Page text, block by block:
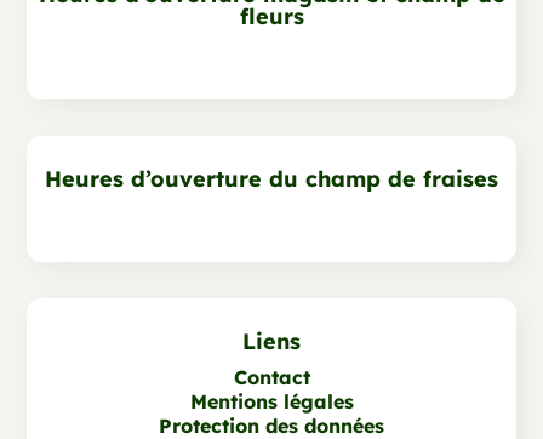
fleurs
Heures d’ouverture du champ de fraises
Liens
Contact
Mentions légales
Protection des données